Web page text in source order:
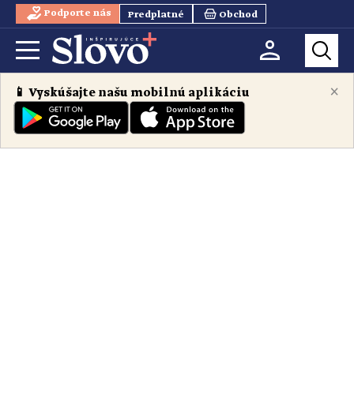
Podporte nás Predplatné Obchod
×
📱 Vyskúšajte našu mobilnú aplikáciu